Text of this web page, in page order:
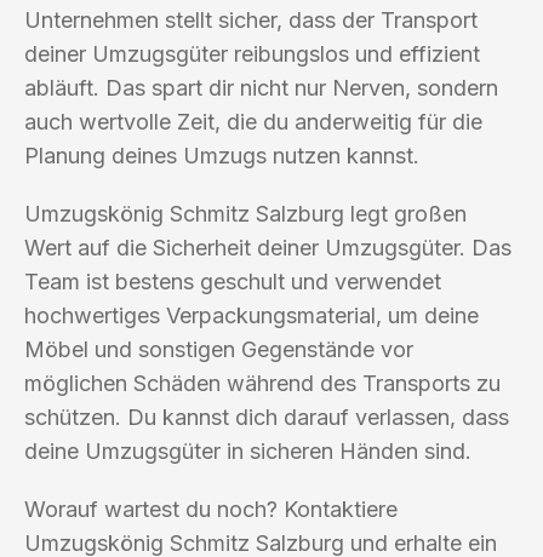
Unternehmen stellt sicher, dass der Transport
deiner Umzugsgüter reibungslos und effizient
abläuft. Das spart dir nicht nur Nerven, sondern
auch wertvolle Zeit, die du anderweitig für die
Planung deines Umzugs nutzen kannst.
Umzugskönig Schmitz Salzburg legt großen
Wert auf die Sicherheit deiner Umzugsgüter. Das
Team ist bestens geschult und verwendet
hochwertiges Verpackungsmaterial, um deine
Möbel und sonstigen Gegenstände vor
möglichen Schäden während des Transports zu
schützen. Du kannst dich darauf verlassen, dass
deine Umzugsgüter in sicheren Händen sind.
Worauf wartest du noch? Kontaktiere
Umzugskönig Schmitz Salzburg und erhalte ein